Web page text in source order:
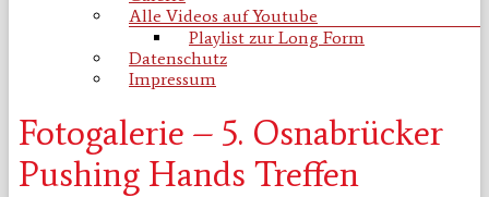
Alle Videos auf Youtube
Playlist zur Long Form
Datenschutz
Impressum
Fotogalerie – 5. Osnabrücker
Pushing Hands Treffen